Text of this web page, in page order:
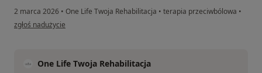
2 marca 2026 • One Life Twoja Rehabilitacja • terapia przeciwbólowa •
w opinii użytkownika Agnieszka M
zgłoś nadużycie
One Life Twoja Rehabilitacja